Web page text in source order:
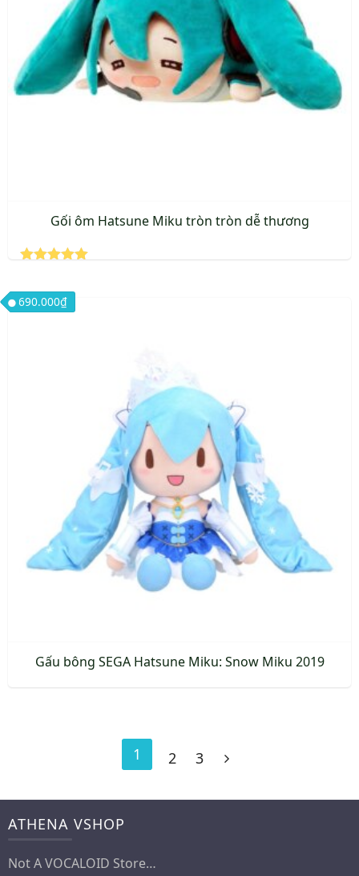
Gối ôm Hatsune Miku tròn tròn dễ thương
5.00
5 sao
Gấu bông SEGA Hatsune Miku: Snow Miku 2019
690.000₫
1 2 3
ATHENA VSHOP
Not A VOCALOID Store…